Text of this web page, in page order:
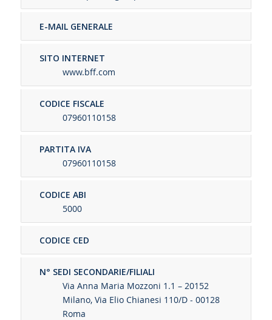
E-MAIL GENERALE
SITO INTERNET
www.bff.com
CODICE FISCALE
07960110158
PARTITA IVA
07960110158
CODICE ABI
5000
CODICE CED
N° SEDI SECONDARIE/FILIALI
Via Anna Maria Mozzoni 1.1 – 20152
Milano, Via Elio Chianesi 110/D - 00128
Roma